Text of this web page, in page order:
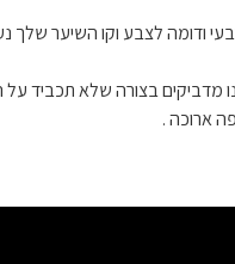
ודומה לצבע וקו השיער שלך
מדביקים בצורה שלא תכביד
ארוכה .